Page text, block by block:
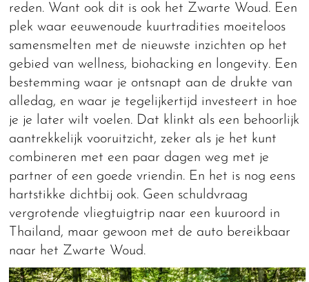
reden. Want ook dit is ook het Zwarte Woud. Een
plek waar eeuwenoude kuurtradities moeiteloos
samensmelten met de nieuwste inzichten op het
gebied van wellness, biohacking en longevity. Een
bestemming waar je ontsnapt aan de drukte van
alledag, en waar je tegelijkertijd investeert in hoe
je je later wilt voelen. Dat klinkt als een behoorlijk
aantrekkelijk vooruitzicht, zeker als je het kunt
combineren met een paar dagen weg met je
partner of een goede vriendin. En het is nog eens
hartstikke dichtbij ook. Geen schuldvraag
vergrotende vliegtuigtrip naar een kuuroord in
Thailand, maar gewoon met de auto bereikbaar
naar het Zwarte Woud.